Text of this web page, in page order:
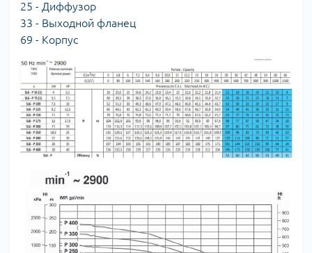
25 - Диффузор
33 - Выходной фланец
69 - Корпуc